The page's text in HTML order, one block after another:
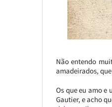
Não entendo
amadeirados,
Os que eu amo e
Gautier, e acho